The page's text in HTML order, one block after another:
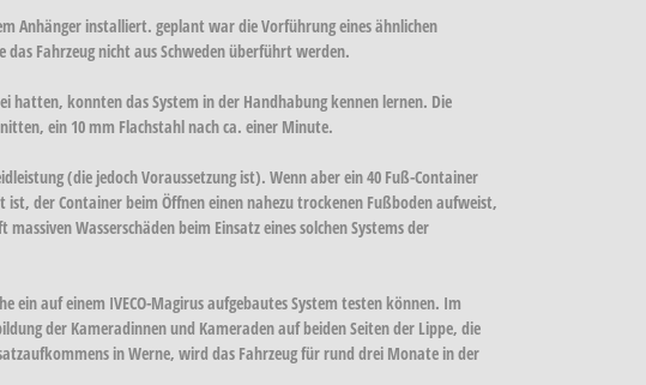
Anhänger installiert. geplant war die Vorführung eines ähnlichen
Fahrzeug nicht aus Schweden überführt werden.
hatten, konnten das System in der Handhabung kennen lernen. Die
ein 10 mm Flachstahl nach ca. einer Minute.
(die jedoch Voraussetzung ist). Wenn aber ein 40 Fuß-Container
der Container beim Öffnen einen nahezu trockenen Fußboden aufweist,
Wasserschäden beim Einsatz eines solchen Systems der
ein auf einem IVECO-Magirus aufgebautes System testen können. Im
der Kameradinnen und Kameraden auf beiden Seiten der Lippe, die
in Werne, wird das Fahrzeug für rund drei Monate in der